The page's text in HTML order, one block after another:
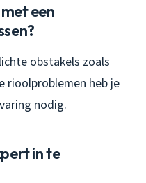
een
obstakels zoals
rioolproblemen heb je
nodig.
in te